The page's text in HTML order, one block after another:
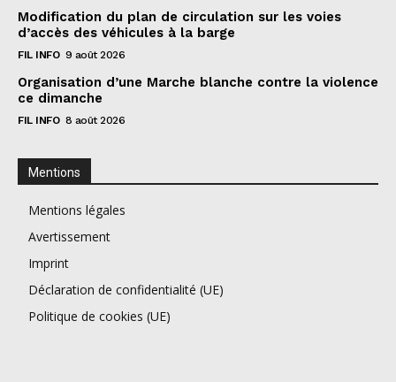
Modification du plan de circulation sur les voies
d’accès des véhicules à la barge
FIL INFO 9 août 2026
Organisation d’une Marche blanche contre la violence
ce dimanche
FIL INFO 8 août 2026
Mentions
Mentions légales
Avertissement
Imprint
Déclaration de confidentialité (UE)
Politique de cookies (UE)